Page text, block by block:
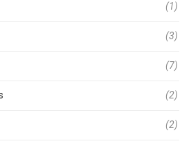
(1)
(3)
(7)
(2)
(2)